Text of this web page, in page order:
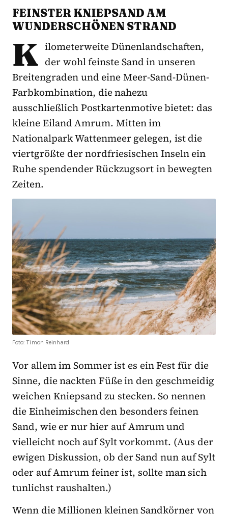
FEINSTER KNIEPSAND AM
WUNDERSCHÖNEN STRAND
K ilometerweite Dünenlandschaften,
der wohl feinste Sand in unseren
Breitengraden und eine Meer-Sand-Dünen-
Farbkombination, die nahezu
ausschließlich Postkartenmotive bietet: das
kleine Eiland Amrum. Mitten im
Nationalpark Wattenmeer gelegen, ist die
viertgrößte der nordfriesischen Inseln ein
Ruhe spendender Rückzugsort in bewegten
Zeiten.
Foto: Timon Reinhard
Vor allem im Sommer ist es ein Fest für die
Sinne, die nackten Füße in den geschmeidig
weichen Kniepsand zu stecken. So nennen
die Einheimischen den besonders feinen
Sand, wie er nur hier auf Amrum und
vielleicht noch auf Sylt vorkommt. (Aus der
ewigen Diskussion, ob der Sand nun auf Sylt
oder auf Amrum feiner ist, sollte man sich
tunlichst raushalten.)
Wenn die Millionen kleinen Sandkörner von